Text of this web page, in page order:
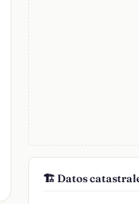
🏗️ Datos